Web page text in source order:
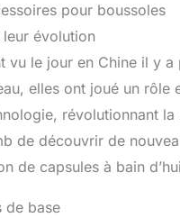
pour boussoles
évolution
vu le jour en Chine il y
elles ont joué un
révolutionnant
de découvrir de
de capsules à bain
de base